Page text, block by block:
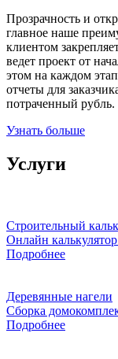
Прозрачность и
главное наше
клиентом
ведет проект от
этом на каждом
отчеты для
потраченный рубль.
Узнать больше
Услуги
Строительный
Онлайн
Подробнее
Деревянные нагели
Сборка
Подробнее